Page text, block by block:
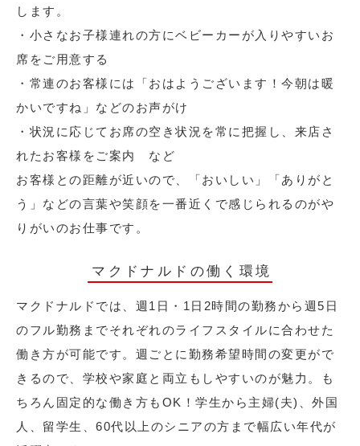
します。
・小さなお子様連れの方にベビーカーが入りやすいお
席をご用意する
・常連のお客様には「おはようございます！今朝は暖
かいですね」などのお声がけ
・状況に応じてお席の空き状況を常に把握し、来店さ
れたお客様をご案内 など
お客様との距離が近いので、「おいしい」「ありがと
う」などの言葉や笑顔を一番近くで感じられるのがや
りがいのお仕事です。
マクドナルドの働く環境
マクドナルドでは、週1日・1日2時間の勤務から週5日
のフル勤務までそれぞれのライフスタイルに合わせた
働き方が可能です。週ごとに勤務希望時間の変更がで
きるので、学校や家庭と両立もしやすいのが魅力。も
ちろん固定的な働き方もOK！学生から主婦(夫)、外国
人、留学生、60代以上のシニアの方まで幅広い年代が